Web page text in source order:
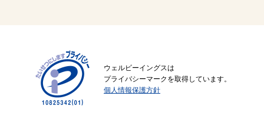
ウェルビーイングスは
プライバシーマークを取得しています。
個人情報保護方針